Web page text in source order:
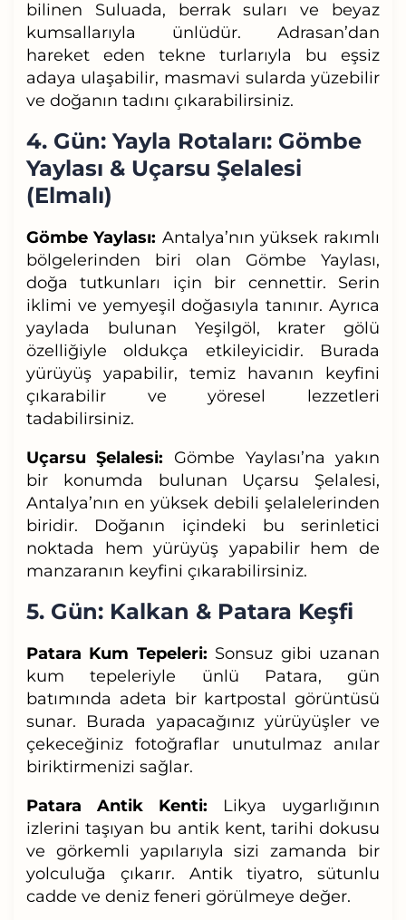
bilinen Suluada, berrak suları ve beyaz
kumsallarıyla ünlüdür. Adrasan’dan
hareket eden tekne turlarıyla bu eşsiz
adaya ulaşabilir, masmavi sularda yüzebilir
ve doğanın tadını çıkarabilirsiniz.
4. Gün: Yayla Rotaları: Gömbe
Yaylası & Uçarsu Şelalesi
(Elmalı)
Gömbe Yaylası: Antalya’nın yüksek rakımlı
bölgelerinden biri olan Gömbe Yaylası,
doğa tutkunları için bir cennettir. Serin
iklimi ve yemyeşil doğasıyla tanınır. Ayrıca
yaylada bulunan Yeşilgöl, krater gölü
özelliğiyle oldukça etkileyicidir. Burada
yürüyüş yapabilir, temiz havanın keyfini
çıkarabilir ve yöresel lezzetleri
tadabilirsiniz.
Uçarsu Şelalesi: Gömbe Yaylası’na yakın
bir konumda bulunan Uçarsu Şelalesi,
Antalya’nın en yüksek debili şelalelerinden
biridir. Doğanın içindeki bu serinletici
noktada hem yürüyüş yapabilir hem de
manzaranın keyfini çıkarabilirsiniz.
5. Gün: Kalkan & Patara Keşfi
Patara Kum Tepeleri: Sonsuz gibi uzanan
kum tepeleriyle ünlü Patara, gün
batımında adeta bir kartpostal görüntüsü
sunar. Burada yapacağınız yürüyüşler ve
çekeceğiniz fotoğraflar unutulmaz anılar
biriktirmenizi sağlar.
Patara Antik Kenti: Likya uygarlığının
izlerini taşıyan bu antik kent, tarihi dokusu
ve görkemli yapılarıyla sizi zamanda bir
yolculuğa çıkarır. Antik tiyatro, sütunlu
cadde ve deniz feneri görülmeye değer.